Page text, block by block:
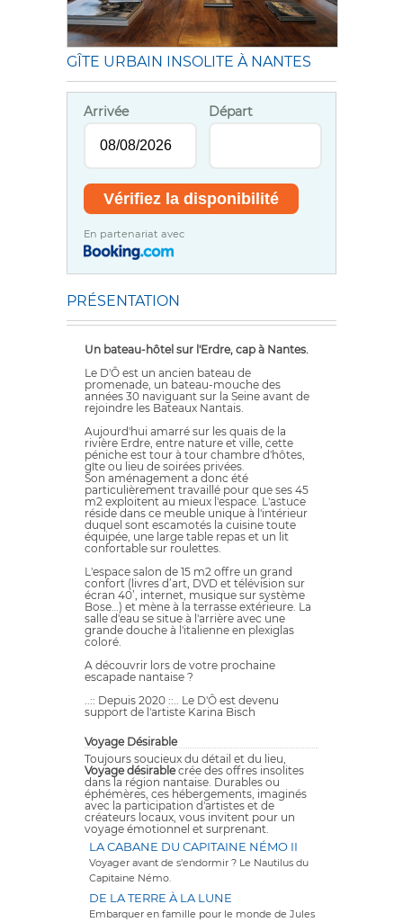
GÎTE URBAIN INSOLITE À NANTES
Arrivée Départ
En partenariat avec
PRÉSENTATION
Un bateau-hôtel sur l'Erdre, cap à Nantes.
Le D'Ô est un ancien bateau de
promenade, un bateau-mouche des
années 30 naviguant sur la Seine avant de
rejoindre les Bateaux Nantais.
Aujourd'hui amarré sur les quais de la
rivière Erdre, entre nature et ville, cette
péniche est tour à tour chambre d'hôtes,
gîte ou lieu de soirées privées.
Son aménagement a donc été
particulièrement travaillé pour que ses 45
m2 exploitent au mieux l'espace. L'astuce
réside dans ce meuble unique à l'intérieur
duquel sont escamotés la cuisine toute
équipée, une large table repas et un lit
confortable sur roulettes.
L'espace salon de 15 m2 offre un grand
confort (livres d’art, DVD et télévision sur
écran 40’, internet, musique sur système
Bose…) et mène à la terrasse extérieure. La
salle d'eau se situe à l'arrière avec une
grande douche à l'italienne en plexiglas
coloré.
A découvrir lors de votre prochaine
escapade nantaise ?
..:: Depuis 2020 ::.. Le D'Ô est devenu
support de l'artiste Karina Bisch
Voyage Désirable
Toujours soucieux du détail et du lieu,
Voyage désirablecrée des offres insolites
dans la région nantaise. Durables ou
éphémères, ces hébergements, imaginés
avec la participation d'artistes et de
créateurs locaux, vous invitent pour un
voyage émotionnel et surprenant.
LA CABANE DU CAPITAINE NÉMO II
Voyager avant de s'endormir ? Le Nautilus du
Capitaine Némo.
DE LA TERRE À LA LUNE
Embarquer en famille pour le monde de Jules